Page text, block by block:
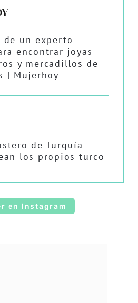
de un experto
encontrar joyas
y mercadillos de
| Mujerhoy
de Turquía
los propios turco
en Instagram